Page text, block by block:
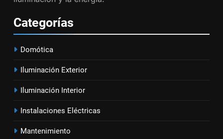
1
2
eléctricas residenciales
INSTALACIONES ELÉCTRICAS
3
Categorías
Domótica
Iluminación Exterior
Iluminación Interior
Instalaciones Eléctricas
Mantenimiento